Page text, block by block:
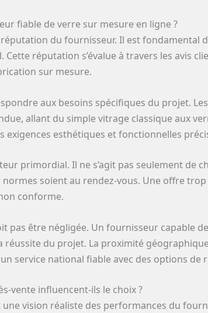
fiable de verre sur mesure en ligne ?
du fournisseur. Il est fondamental
réputation s’évalue à travers les avis
sur mesure.
aux besoins spécifiques du projet.
allant du simple vitrage classique aux
esthétiques et fonctionnelles
primordial. Il ne s’agit pas seulement de
soient au rendez-vous. Une offre
conforme.
pas être négligée. Un fournisseur capable
réussite du projet. La proximité
service national fiable avec des options de
vente influencent-ils le choix ?
vision réaliste des performances du